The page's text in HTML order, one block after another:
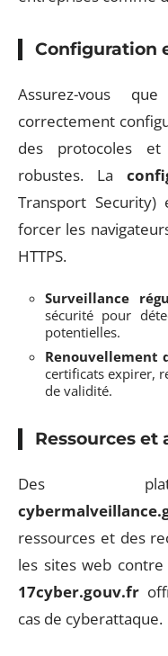
Configuration
Assurez-vous
correctement
des protocoles
robustes. La
Transport
forcer les
HTTPS.
Surveillance
sécurité pour
potentielles.
Renouvellement
certificats expirer,
de validité.
Ressources et
Des
ressources et des
les sites web
17cyber.gouv.fr
cas de cyberattaque.